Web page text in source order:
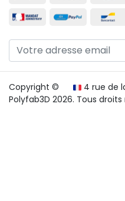
4 rue de
Copyright ©
Polyfab3D 2026. Tous